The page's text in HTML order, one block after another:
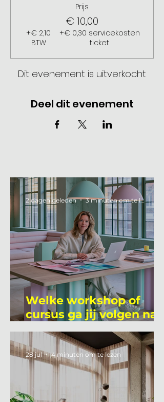
Prijs
€ 10,00
+€ 2,10
BTW
+€ 0,30 servicekosten
ticket
Dit evenement is uitverkocht
Deel dit evenement
Welke workshop of
cursus ga jij volgen na
je vakantie?
2 dagen geleden 3 minuten om te lezen
28 jul 4 minuten om te lezen